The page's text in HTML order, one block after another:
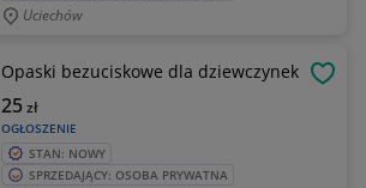
Uciechów
Opaski bezuciskowe dla dziewczynek
OGŁOSZENIE
25zł
STAN: NOWY
SPRZEDAJĄCY: OSOBA PRYWATNA